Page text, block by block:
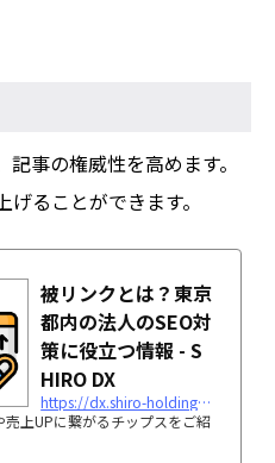
事の権威性を高めます。
ることができます。
被リンクとは？東京
都内の法人のSEO対
策に役立つ情報 - S
HIRO DX
https://dx.shiro-holdings.co.jp/p1593/
売上UPに繋がるチップスをご紹